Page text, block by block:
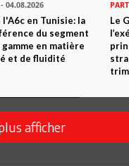
AMIS !
- 04.08.2026
l'A6c en Tunisie: la
du segment
en matière
et de fluidité
Le
afficher